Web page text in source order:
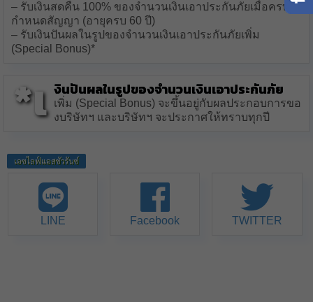
– รับเงินสดคืน 100% ของจำนวนเงินเอาประกันภัยเมื่อครบ
กำหนดสัญญา (อายุครบ 60 ปี)
– รับเงินปันผลในรูปของจำนวนเงินเอาประกันภัยเพิ่ม
(Special Bonus)*
*เ งินปันผลในรูปของจำนวนเงินเอาประกันภัย
เพิ่ม (Special Bonus) จะขึ้นอยู่กับผลประกอบการขอ
งบริษัทฯ และบริษัทฯ จะประกาศให้ทราบทุกปี
เอซไลฟ์แอสชัวรันซ์
LINE Facebook TWITTER